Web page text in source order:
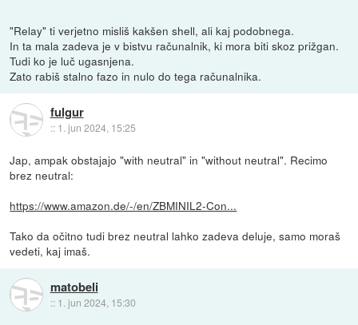
"Relay" ti verjetno misliš kakšen shell, ali kaj podobnega.
In ta mala zadeva je v bistvu računalnik, ki mora biti skoz prižgan.
Tudi ko je luč ugasnjena.
Zato rabiš stalno fazo in nulo do tega računalnika.
fulgur
:: 1. jun 2024, 15:25
Jap, ampak obstajajo "with neutral" in "without neutral". Recimo
brez neutral:
https://www.amazon.de/-/en/ZBMINIL2-Con...
Tako da očitno tudi brez neutral lahko zadeva deluje, samo moraš
vedeti, kaj imaš.
matobeli
:: 1. jun 2024, 15:30